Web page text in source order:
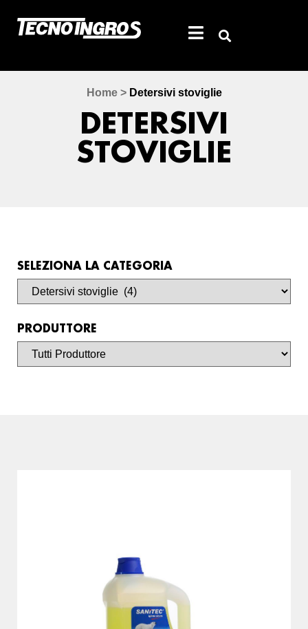
Home> Detersivi stoviglie
DETERSIVI
STOVIGLIE
SELEZIONA LA CATEGORIA
PRODUTTORE